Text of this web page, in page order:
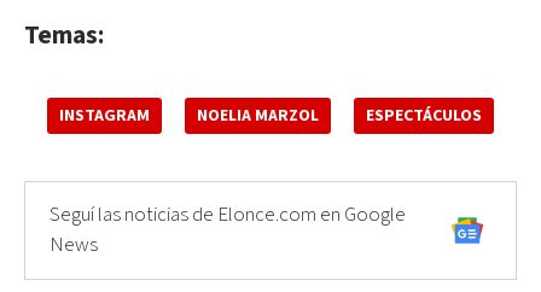
Temas:
INSTAGRAM NOELIA MARZOL ESPECTÁCULOS
Seguí las noticias de Elonce.com en Google
News